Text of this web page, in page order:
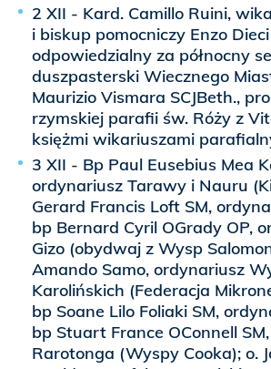
2 XII - Kard. Camillo Ruini,
i biskup pomocniczy Enzo
odpowiedzialny za północny
duszpasterski Wiecznego
Maurizio Vismara SCJBeth.,
rzymskiej parafii św. Róży z
księżmi wikariuszami
3 XII - Bp Paul Eusebius Mea
ordynariusz Tarawy i Nauru
Gerard Francis Loft SM,
bp Bernard Cyril OGrady OP,
Gizo (obydwaj z Wysp
Amando Samo, ordynariusz
Karolińskich (Federacja
bp Soane Lilo Foliaki SM,
bp Stuart France OConnell
Rarotonga (Wyspy Cooka); o.